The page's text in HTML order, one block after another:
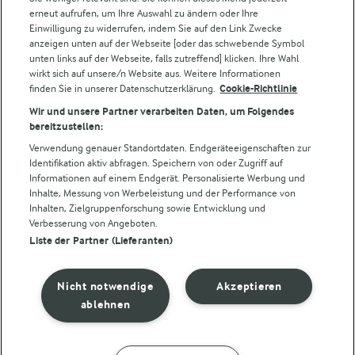
Für unsere Landwirt:innen
Folge uns!
© Arla Foods amba 2026
Cookie Wahl wieder öffnen
Datenschutzbestimmungen
Nutzerbedingungen
erneut aufrufen, um Ihre Auswahl zu ändern oder Ihre
Einwilligung zu widerrufen, indem Sie auf den Link Zwecke
anzeigen unten auf der Webseite [oder das schwebende Symbol
unten links auf der Webseite, falls zutreffend] klicken. Ihre Wahl
wirkt sich auf unsere/n Website aus. Weitere Informationen
finden Sie in unserer Datenschutzerklärung. Cookie-Richtlinie
Wir und unsere Partner verarbeiten Daten, um Folgendes
bereitzustellen:
Verwendung genauer Standortdaten. Endgeräteeigenschaften zur
Identifikation aktiv abfragen. Speichern von oder Zugriff auf
Informationen auf einem Endgerät. Personalisierte Werbung und
Inhalte, Messung von Werbeleistung und der Performance von
Inhalten, Zielgruppenforschung sowie Entwicklung und
Verbesserung von Angeboten.
Liste der Partner (Lieferanten)
Akzeptieren
Nicht notwendige
ablehnen